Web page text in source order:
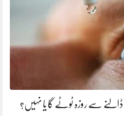
ڈالنے سے روزہ ٹوٹے گا یا نہیں؟